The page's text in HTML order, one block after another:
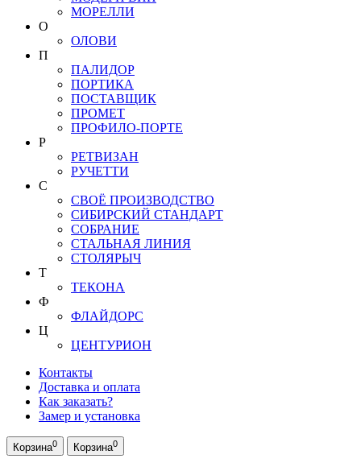
МОРЕЛЛИ
О
ОЛОВИ
П
ПАЛИДОР
ПОРТИКА
ПОСТАВЩИК
ПРОМЕТ
ПРОФИЛО-ПОРТЕ
Р
РЕТВИЗАН
РУЧЕТТИ
С
СВОЁ ПРОИЗВОДСТВО
СИБИРСКИЙ СТАНДАРТ
СОБРАНИЕ
СТАЛЬНАЯ ЛИНИЯ
СТОЛЯРЫЧ
Т
ТЕКОНА
Ф
ФЛАЙДОРС
Ц
ЦЕНТУРИОН
Контакты
Доставка и оплата
Как заказать?
Замер и установка
Корзина0 Корзина0